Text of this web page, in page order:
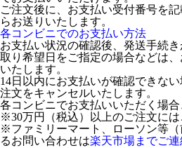
ご注文後に、お支払い受付番号を
らお送りいたします。
各コンビニでのお支払い方法
お支払い状況の確認後、発送手続
取り希望日をご指定の場合などは
いたします。
14日以内にお支払いが確認できな
注文をキャンセルいたします。
各コンビニでお支払いいただく場合
※30万円（税込）以上のご注文には
※ファミリーマート、ローソン等
るお問い合わせは楽天市場までご連